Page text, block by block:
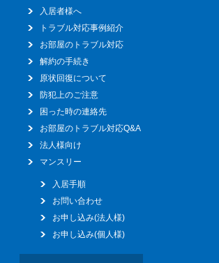
入居者様へ
トラブル対応事例紹介
お部屋のトラブル対応
解約の手続き
原状回復について
防犯上のご注意
困った時の連絡先
お部屋のトラブル対応Q&A
法人様向け
マンスリー
入居手順
お問い合わせ
お申し込み(法人様)
お申し込み(個人様)